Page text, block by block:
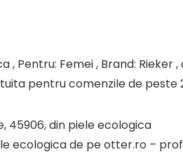
, Pentru: Femei , Brand:
pentru comenzile de peste
45906, din piele ecologica
ecologica de pe otter.ro –